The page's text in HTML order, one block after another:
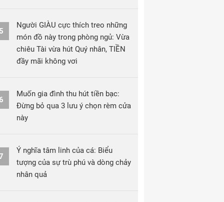
Người GIÀU cực thích treo những
món đồ này trong phòng ngủ: Vừa
chiêu Tài vừa hút Quý nhân, TIỀN
đầy mãi không vơi
Muốn gia đình thu hút tiền bạc:
Đừng bỏ qua 3 lưu ý chọn rèm cửa
này
Ý nghĩa tâm linh của cá: Biểu
tượng của sự trù phú và dòng chảy
nhân quả